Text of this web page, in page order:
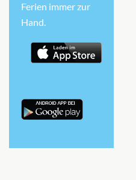
Ferien immer zur
Hand.